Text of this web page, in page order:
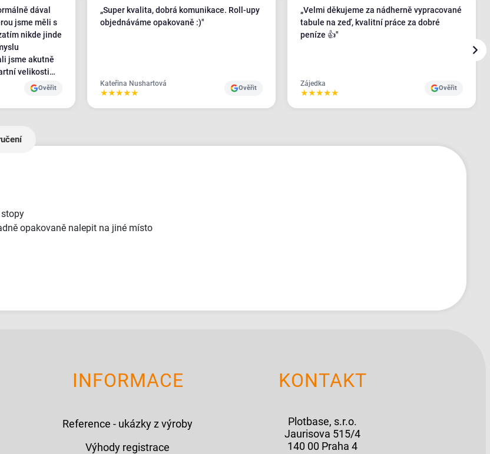
dával
jsme měli s
nikde jinde
velikosti
tiskáren po
nám na naše
- a ještě s
kvalitě a jak
jám
Ověřit
„Super kvalita, dobrá komunikace. Roll-upy
objednáváme opakovaně :)"
Kateřina Nushartová
★★★★★ Ověřit
„Velmi děkujeme za nádherně vypracované
tabule na zeď, kvalitní práce za dobré
peníze 👍"
Zájedka
★★★★★ Ověřit
opakovaně nalepit na jiné místo
INFORMACE
Reference - ukázky z výroby
Výhody registrace
KONTAKT
Plotbase, s.r.o.
Jaurisova 515/4
140 00 Praha 4